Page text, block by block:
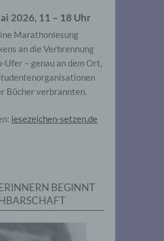
2026, 11 – 18 Uhr
Marathonlesung
an die Verbrennung
Ufer – genau an dem Ort,
Bücher verbrannten.
lesezeichen-setzen.de
BEGINNT